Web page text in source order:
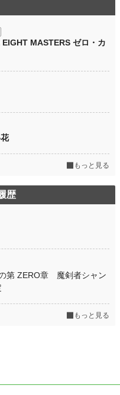
MASTERS ゼロ・カ
もっと見る
歴
第 ZERO章 魔剣者シャン
もっと見る